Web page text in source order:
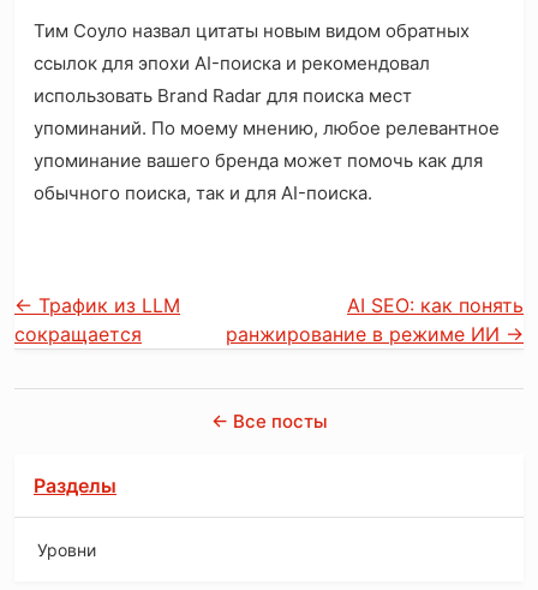
Тим Соуло назвал цитаты новым видом обратных
ссылок для эпохи AI-поиска и рекомендовал
использовать Brand Radar для поиска мест
упоминаний. По моему мнению, любое релевантное
упоминание вашего бренда может помочь как для
обычного поиска, так и для AI-поиска.
← Трафик из LLM
сокращается
AI SEO: как понять
ранжирование в режиме ИИ →
← Все посты
Разделы
Уровни